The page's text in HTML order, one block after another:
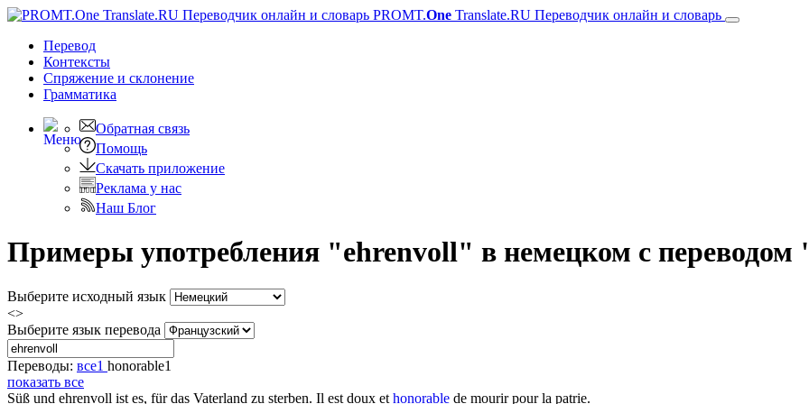
PROMT.One Translate.RU Переводчик онлайн и словарь
Перевод
Контексты
Спряжение и склонение
Грамматика
Обратная связь
Помощь
Скачать приложение
Реклама у нас
Наш Блог
Примеры употребления "ehrenvoll" в немецком с переводом
Выберите исходный язык
<>
Выберите язык перевода
Переводы: все1 honorable1
показать все
Süß und ehrenvoll ist es, für das Vaterland zu sterben. Il est doux et honorable de mourir pour la patrie.